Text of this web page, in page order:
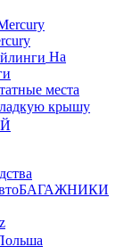
На
места
крышу